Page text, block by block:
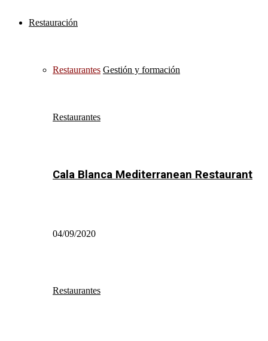
Restauración
Restaurantes Gestión y formación
Restaurantes
Cala Blanca Mediterranean Restaurant
04/09/2020
Restaurantes